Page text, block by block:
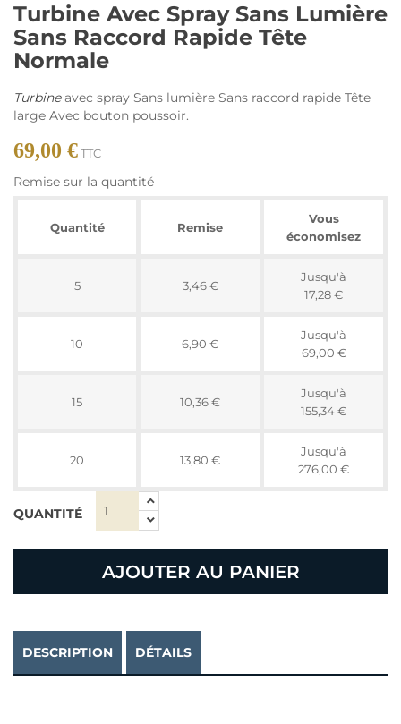
Turbine Avec Spray Sans Lumière
Sans Raccord Rapide Tête
Normale
Turbineavec spray Sans lumière Sans raccord rapide Tête
large Avec bouton poussoir.
69,00 €TTC
Remise sur la quantité
Quantité Remise
Vous
économisez
5 3,46 €
Jusqu'à
17,28 €
10 6,90 €
Jusqu'à
69,00 €
15 10,36 €
Jusqu'à
155,34 €
20 13,80 €
Jusqu'à
276,00 €
QUANTITÉ
AJOUTER AU PANIER
DESCRIPTION DÉTAILS